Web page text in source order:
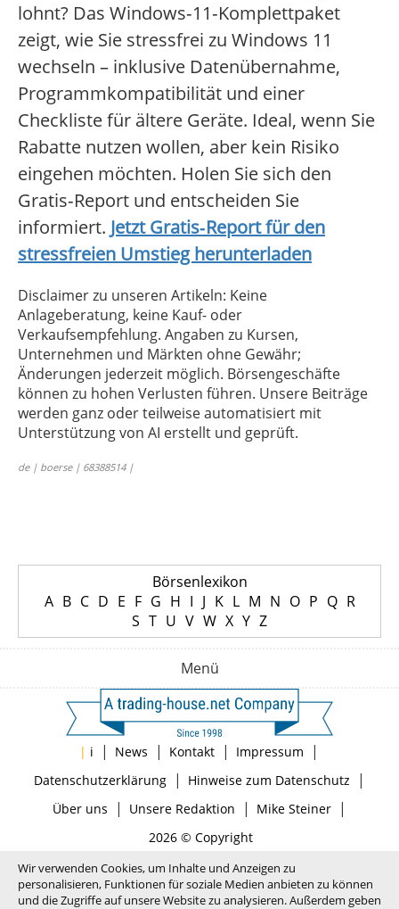
lohnt? Das Windows‑11‑Komplettpaket
zeigt, wie Sie stressfrei zu Windows 11
wechseln – inklusive Datenübernahme,
Programmkompatibilität und einer
Checkliste für ältere Geräte. Ideal, wenn Sie
Rabatte nutzen wollen, aber kein Risiko
eingehen möchten. Holen Sie sich den
Gratis‑Report und entscheiden Sie
informiert. Jetzt Gratis‑Report für den
stressfreien Umstieg herunterladen
Disclaimer zu unseren Artikeln: Keine
Anlageberatung, keine Kauf- oder
Verkaufsempfehlung. Angaben zu Kursen,
Unternehmen und Märkten ohne Gewähr;
Änderungen jederzeit möglich. Börsengeschäfte
können zu hohen Verlusten führen. Unsere Beiträge
werden ganz oder teilweise automatisiert mit
Unterstützung von AI erstellt und geprüft.
de | boerse | 68388514 |
Börsenlexikon
A B C D E F G H I J K L M N O P Q R
S T U V W X Y Z
Menü
| i | News | Kontakt | Impressum |
Datenschutzerklärung| Hinweise zum Datenschutz |
Über uns | Unsere Redaktion | Mike Steiner|
2026 © Copyright
Wir verwenden Cookies, um Inhalte und Anzeigen zu
personalisieren, Funktionen für soziale Medien anbieten zu können
und die Zugriffe auf unsere Website zu analysieren. Außerdem geben